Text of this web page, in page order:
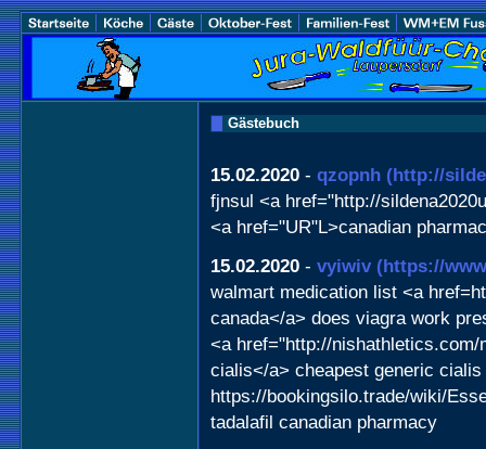
Gästebuch
15.02.2020 - qzopnh (http://
fjnsul <a href="http://
<a href="UR"L>canadian
15.02.2020 - vyiwiv (https://
walmart medication list <a
canada</a> does viagra work
<a href="http://
cialis</a> cheapest generic cialis
https://bookingsilo.trade/wiki/
tadalafil canadian pharmacy